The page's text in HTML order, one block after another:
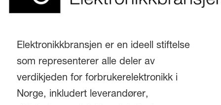
Elektronikkbransjen er en ideell stiftelse
som representerer alle deler av
verdikjeden for forbrukerelektronikk i
Norge, inkludert leverandører,